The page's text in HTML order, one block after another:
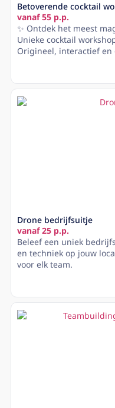
Betoverende cocktail
vanaf 55 p.p.
✨ Ontdek het meest
Unieke cocktail
Origineel, interactief en
Drone bedrijfsuitje
vanaf 25 p.p.
Beleef een uniek
en techniek op jouw
voor elk team.